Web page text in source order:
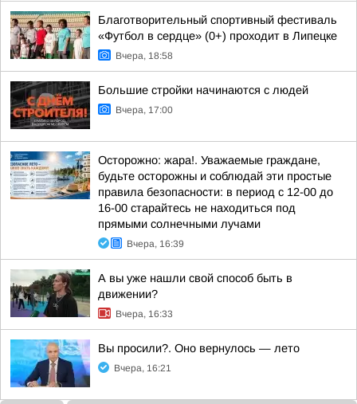
Благотворительный спортивный фестиваль
«Футбол в сердце» (0+) проходит в Липецке
Вчера, 18:58
Большие стройки начинаются с людей
Вчера, 17:00
Осторожно: жара!. Уважаемые граждане,
будьте осторожны и соблюдай эти простые
правила безопасности: в период с 12-00 до
16-00 старайтесь не находиться под
прямыми солнечными лучами
Вчера, 16:39
А вы уже нашли свой способ быть в
движении?
Вчера, 16:33
Вы просили?. Оно вернулось — лето
Вчера, 16:21